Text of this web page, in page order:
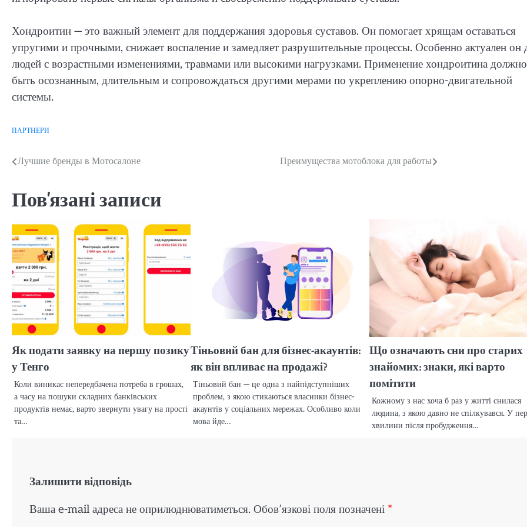
Хондроитин — это важный элемент для поддержания здоровья суставов. Он помогает хрящам оставаться
упругими и прочными, снижает воспаление и замедляет разрушительные процессы. Особенно актуален он
людей с возрастными изменениями, травмами или высокими нагрузками. Применение хондроитина должно
быть осознанным, длительным и сопровождаться другими мерами по укреплению опорно-двигательной
системы.
ПАРТНЕРИ
Навігація
Лучшие бренды в Мотосалоне Преимущества мотоблока для работы
Пов'язані записи
Як подати заявку на першу позику
у Тенго
Коли виникає непередбачена потреба в грошах,
а часу на пошуки складних банківських
продуктів немає, варто звернути увагу на прості
та…
Тіньовий бан для бізнес-акаунтів:
як він впливає на продажі?
Тіньовий бан — це одна з найпідступніших
проблем, з якою стикаються власники бізнес-
акаунтів у соціальних мережах. Особливо коли
мова йде…
Що означають сни про старих
знайомих: знаки, які варто
помітити
Кожному з нас хоча б раз у житті снилася
людина, з якою давно не спілкувався. У
хвилини після пробудження…
Залишити відповідь
Ваша e-mail адреса не оприлюднюватиметься. Обов’язкові поля позначені *